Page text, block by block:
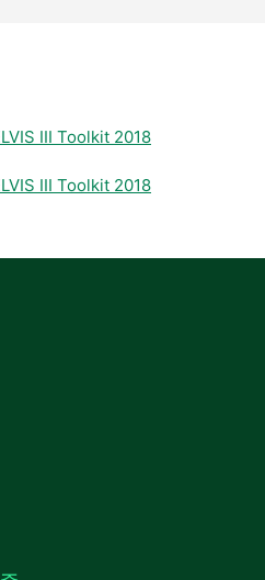
III Toolkit 2018
III Toolkit 2018